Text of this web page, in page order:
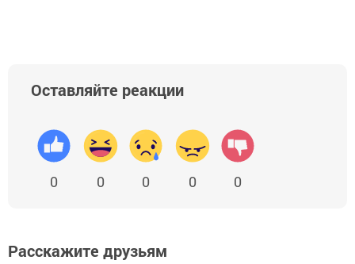
Оставляйте реакции
0 0 0 0 0
Расскажите друзьям